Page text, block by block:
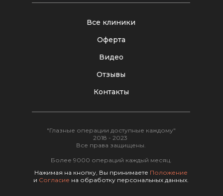
Оферта
Видео
Все клиники
Отзывы
Контакты
Нажимая на кнопку, Вы принимаете Положение
и Согласие на обработку персональных данных.
"Глазные операции доступные каждому"
2018 - 2023
Все права защищены.
Более 9000 операций каждый месяц.